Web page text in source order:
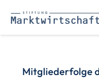
Mitgliederfolge